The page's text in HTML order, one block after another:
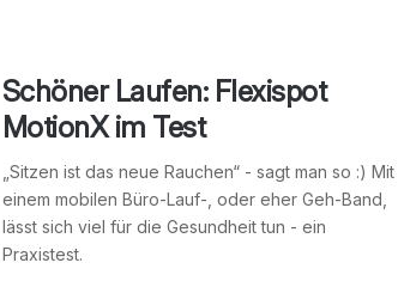
Schöner Laufen: Flexispot
MotionX im Test
„Sitzen ist das neue Rauchen“ - sagt man so :) Mit
einem mobilen Büro-Lauf-, oder eher Geh-Band,
lässt sich viel für die Gesundheit tun - ein
Praxistest.